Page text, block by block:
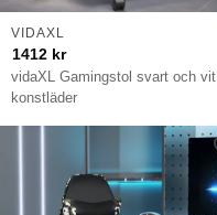
vidaXL Gamingstol svart och vit
konstläder
VIDAXL
1412 kr